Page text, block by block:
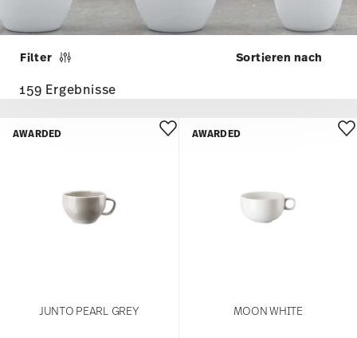
Filter
159 Ergebnisse
JUNTO PEARL GREY
AWARDED
MOON WHITE
AWARDED